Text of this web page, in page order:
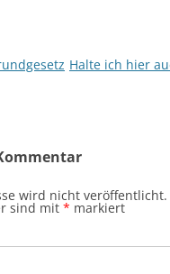
Halte ich hier
wird nicht veröffentlicht.
sind mit * markiert